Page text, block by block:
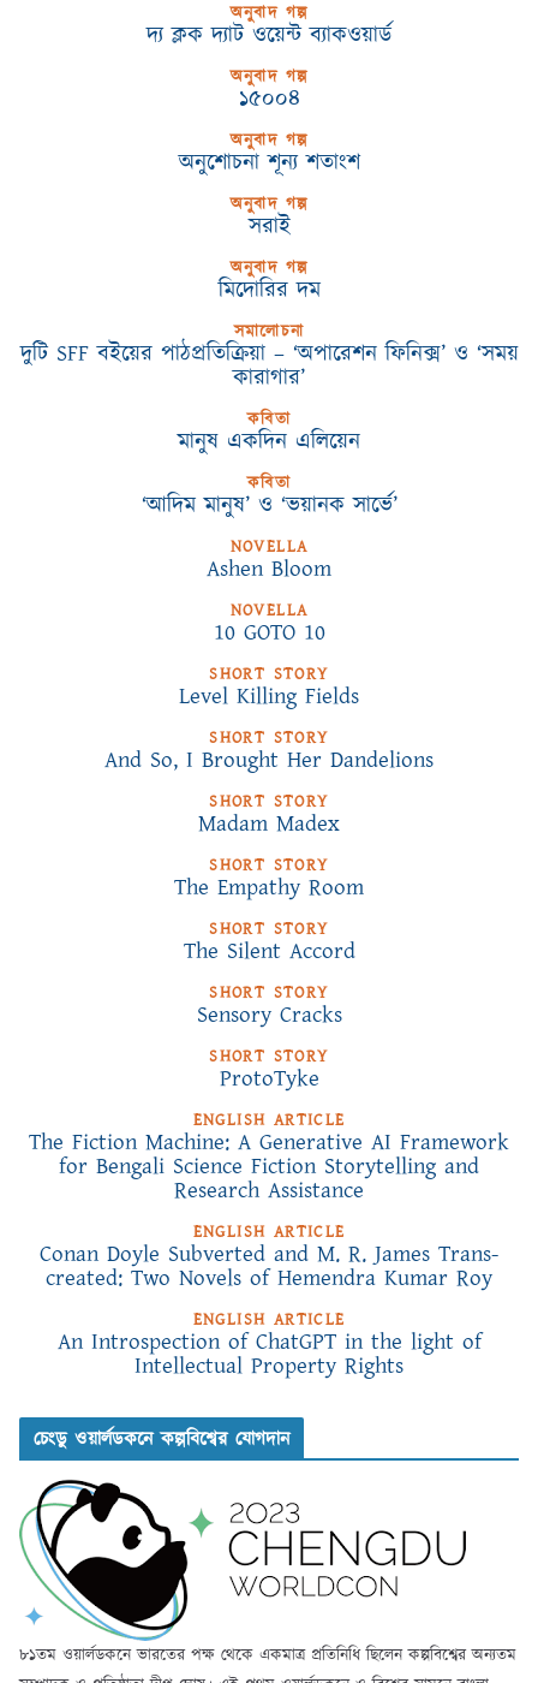
অনুবাদ গল্প
দ্য ক্লক দ্যাট ওয়েন্ট ব্যাকওয়ার্ড
অনুবাদ গল্প
১৫০০৪
অনুবাদ গল্প
অনুশোচনা শূন্য শতাংশ
অনুবাদ গল্প
সরাই
অনুবাদ গল্প
মিদোরির দম
সমালোচনা
দুটি SFF বইয়ের পাঠপ্রতিক্রিয়া – ‘অপারেশন ফিনিক্স’ ও ‘সময়
কারাগার’
কবিতা
মানুষ একদিন এলিয়েন
কবিতা
‘আদিম মানুষ’ ও ‘ভয়ানক সার্ভে’
NOVELLA
Ashen Bloom
NOVELLA
10 GOTO 10
SHORT STORY
Level Killing Fields
SHORT STORY
And So, I Brought Her Dandelions
SHORT STORY
Madam Madex
SHORT STORY
The Empathy Room
SHORT STORY
The Silent Accord
SHORT STORY
Sensory Cracks
SHORT STORY
ProtoTyke
ENGLISH ARTICLE
The Fiction Machine: A Generative AI Framework
for Bengali Science Fiction Storytelling and
Research Assistance
ENGLISH ARTICLE
Conan Doyle Subverted and M. R. James Trans-
created: Two Novels of Hemendra Kumar Roy
ENGLISH ARTICLE
An Introspection of ChatGPT in the light of
Intellectual Property Rights
চেংডু ওয়ার্লডকনে কল্পবিশ্বের যোগদান
৮১তম ওয়ার্লডকনে ভারতের পক্ষ থেকে একমাত্র প্রতিনিধি ছিলেন কল্পবিশ্বের অন্যতম